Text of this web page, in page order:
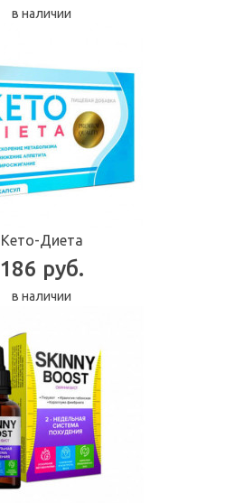
в наличии
Кето-Диета
186 руб.
в наличии